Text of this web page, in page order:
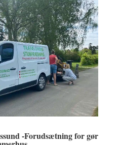
-Forudsætning for gør